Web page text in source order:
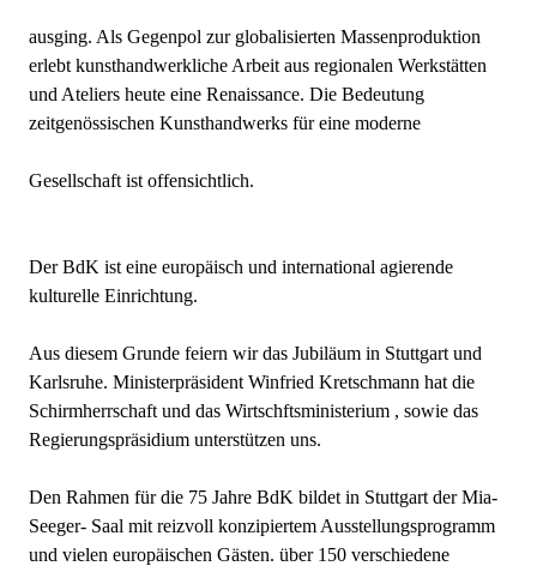
ausging. Als Gegenpol zur globalisierten Massenproduktion
erlebt kunsthandwerkliche Arbeit aus regionalen Werkstätten
und Ateliers heute eine Renaissance. Die Bedeutung
zeitgenössischen Kunsthandwerks für eine moderne
Gesellschaft ist offensichtlich.
Der BdK ist eine europäisch und international agierende
kulturelle Einrichtung.
Aus diesem Grunde feiern wir das Jubiläum in Stuttgart und
Karlsruhe. Ministerpräsident Winfried Kretschmann hat die
Schirmherrschaft und das Wirtschftsministerium , sowie das
Regierungspräsidium unterstützen uns.
Den Rahmen für die 75 Jahre BdK bildet in Stuttgart der Mia-
Seeger- Saal mit reizvoll konzipiertem Ausstellungsprogramm
und vielen europäischen Gästen. über 150 verschiedene